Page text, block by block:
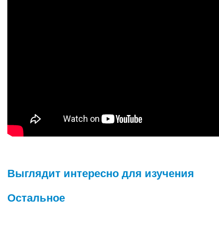
Выглядит интересно для изучения
Остальное